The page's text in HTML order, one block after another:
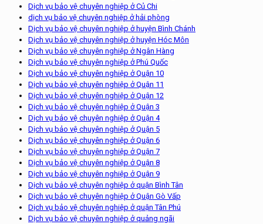
Dịch vụ bảo vệ chuyên nghiệp ở Củ Chi
dịch vụ bảo vệ chuyên nghiệp ở hải phòng
Dịch vụ bảo vệ chuyên nghiệp ở huyện Bình Chánh
Dịch vụ bảo vệ chuyên nghiệp ở huyện Hóc Môn
Dịch vụ bảo vệ chuyên nghiệp ở Ngân Hàng
Dịch vụ bảo vệ chuyên nghiệp ở Phú Quốc
Dịch vụ bảo vệ chuyên nghiệp ở Quận 10
Dịch vụ bảo vệ chuyên nghiệp ở Quận 11
Dịch vụ bảo vệ chuyên nghiệp ở Quận 12
Dịch vụ bảo vệ chuyên nghiệp ở Quận 3
Dịch vụ bảo vệ chuyên nghiệp ở Quận 4
Dịch vụ bảo vệ chuyên nghiệp ở Quận 5
Dịch vụ bảo vệ chuyên nghiệp ở Quận 6
Dịch vụ bảo vệ chuyên nghiệp ở Quận 7
Dịch vụ bảo vệ chuyên nghiệp ở Quận 8
Dịch vụ bảo vệ chuyên nghiệp ở Quận 9
Dịch vụ bảo vệ chuyên nghiệp ở quận Bình Tân
Dịch vụ bảo vệ chuyên nghiệp ở Quận Gò Vấp
Dịch vụ bảo vệ chuyên nghiệp ở quận Tân Phú
Dịch vụ bảo vệ chuyên nghiệp ở quảng ngãi